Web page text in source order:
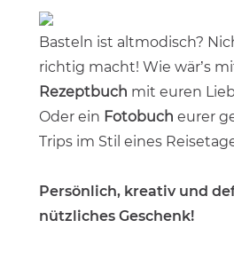
Basteln ist altmodisch?
richtig macht! Wie wär’s
Rezeptbuch mit euren
Oder ein Fotobuch eurer
Trips im Stil eines
Persönlich, kreativ und
nützliches Geschenk!